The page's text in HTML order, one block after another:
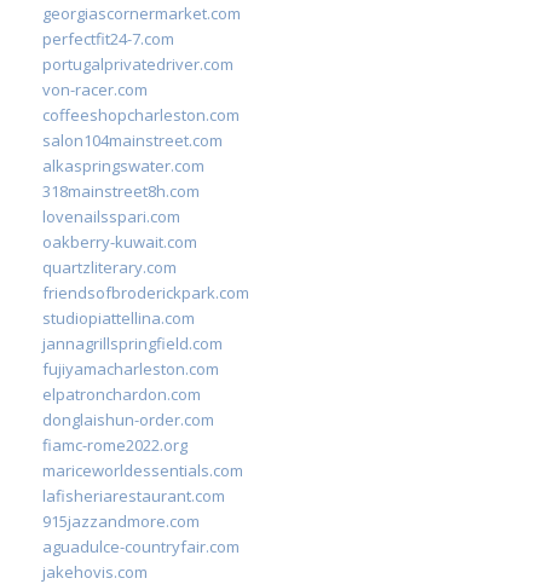
georgiascornermarket.com
perfectfit24-7.com
portugalprivatedriver.com
von-racer.com
coffeeshopcharleston.com
salon104mainstreet.com
alkaspringswater.com
318mainstreet8h.com
lovenailsspari.com
oakberry-kuwait.com
quartzliterary.com
friendsofbroderickpark.com
studiopiattellina.com
jannagrillspringfield.com
fujiyamacharleston.com
elpatronchardon.com
donglaishun-order.com
fiamc-rome2022.org
mariceworldessentials.com
lafisheriarestaurant.com
915jazzandmore.com
aguadulce-countryfair.com
jakehovis.com